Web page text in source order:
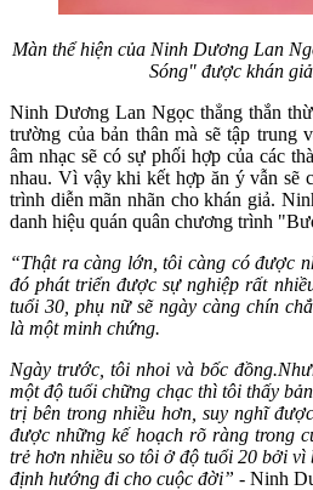
Màn thể hiện của Ninh Dương Lan
Sóng" được khán
Ninh Dương Lan Ngọc thẳng thắn
trường của bản thân mà sẽ tập trung
âm nhạc sẽ có sự phối hợp của các
nhau. Vì vậy khi kết hợp ăn ý vẫn sẽ
trình diễn mãn nhãn cho khán giả.
danh hiệu quán quân chương trình
“Thật ra càng lớn, tôi càng có được
đó phát triển được sự nghiệp rất
tuổi 30, phụ nữ sẽ ngày càng chín
là một minh chứng.
Ngày trước, tôi nhoi và bốc đồng.
một độ tuổi chững chạc thì tôi thấy
trị bên trong nhiều hơn, suy nghĩ
được những kế hoạch rõ ràng trong
trẻ hơn nhiều so tôi ở độ tuổi 20 bởi vì
định hướng đi cho cuộc đời” - Ninh